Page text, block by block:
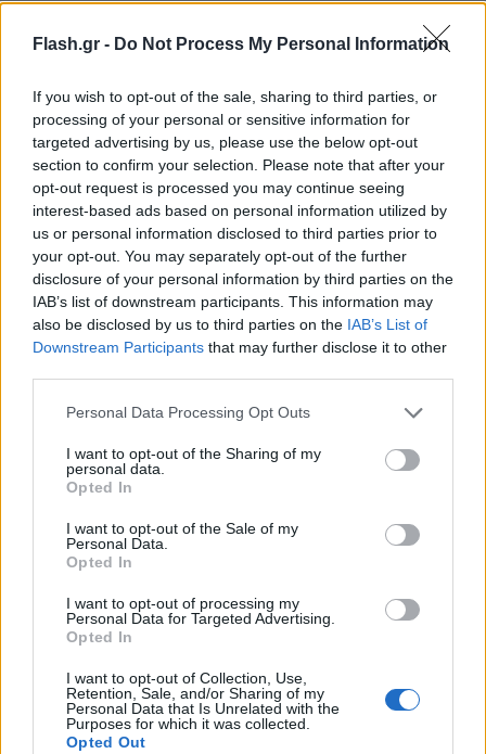
Flash.gr - Do Not Process My Personal Information
If you wish to opt-out of the sale, sharing to third parties, or
processing of your personal or sensitive information for
targeted advertising by us, please use the below opt-out
section to confirm your selection. Please note that after your
opt-out request is processed you may continue seeing
interest-based ads based on personal information utilized by
us or personal information disclosed to third parties prior to
your opt-out. You may separately opt-out of the further
disclosure of your personal information by third parties on the
IAB’s list of downstream participants. This information may
also be disclosed by us to third parties on the IAB’s List of
Downstream Participants that may further disclose it to other
Please note that this website/app uses one or more Google
not limited to your visit or usage behaviour. You may click to
grant or deny consent to Google and its third-party tags to
use your data for below specified purposes in below Google
consent section.
Personal Data Processing Opt Outs
I want to opt-out of the Sharing of my
personal data.
Opted In
I want to opt-out of the Sale of my
Personal Data.
Opted In
I want to opt-out of processing my
Personal Data for Targeted Advertising.
Opted In
I want to opt-out of Collection, Use,
Retention, Sale, and/or Sharing of my
Personal Data that Is Unrelated with the
Purposes for which it was collected.
Opted Out
Το «τσουνάμι» μικροδεμάτων που πλημμυρίζει
την Ευρώπη
Τα στοιχεία της Κομισιόν αποκαλύπτουν το
μέγεθος του προβλήματος:
Το 2024 εισήλθαν στην ΕΕ 4,6
δισεκατομμύρια μικροδέματα αξίας έως 150
Το 91% προέρχεται από την Κίνα.
να αποφύγουν δασμούς.
Στην Ελλάδα, αν και δεν υπάρχουν πλήρη επίσημα
στοιχεία, εκτιμάται ότι εκατομμύρια τέτοια δέματα
περνούν κάθε χρόνο με ελάχιστους ελέγχους.
Πλατφόρμες όπωςTemu Sheinκαι AliExpress
αξιοποιούν το υπάρχον καθεστώς, πλημμυρίζοντας